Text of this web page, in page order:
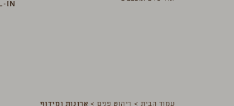
עמוד הבית > ריהוט פנים> ארונות ומידוף